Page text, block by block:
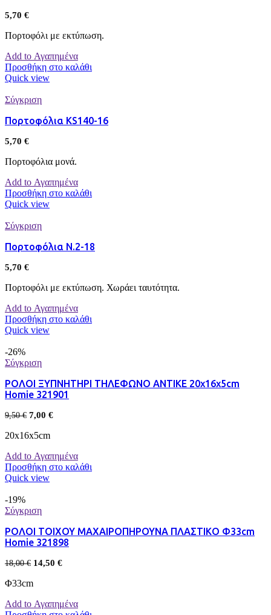
5,70 €
Πορτοφόλι με εκτύπωση.
Add to Αγαπημένα
Προσθήκη στο καλάθι
Quick view
Σύγκριση
Πορτοφόλια KS140-16
5,70 €
Πορτοφόλια μονά.
Add to Αγαπημένα
Προσθήκη στο καλάθι
Quick view
Σύγκριση
Πορτοφόλια Ν.2-18
5,70 €
Πορτοφόλι με εκτύπωση. Χωράει ταυτότητα.
Add to Αγαπημένα
Προσθήκη στο καλάθι
Quick view
-26%
Σύγκριση
ΡΟΛΟΙ ΞΥΠΝΗΤΗΡΙ ΤΗΛΕΦΩΝΟ ΑΝΤΙΚΕ 20x16x5cm
Homie 321901
9,50€ 7,00 €
20x16x5cm
Add to Αγαπημένα
Προσθήκη στο καλάθι
Quick view
-19%
Σύγκριση
ΡΟΛΟΙ ΤΟΙΧΟΥ ΜΑΧΑΙΡΟΠΗΡΟΥΝΑ ΠΛΑΣΤΙΚΟ Φ33cm
Homie 321898
18,00€ 14,50 €
Φ33cm
Add to Αγαπημένα